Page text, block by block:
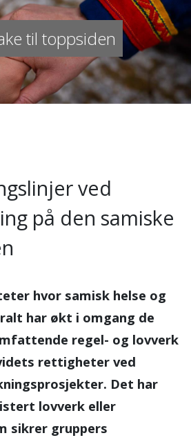
til toppsiden
ved
på den samiske
hvor samisk helse og
har økt i omgang de
regel- og lovverk
rettigheter ved
Det har
lovverk eller
sikrer gruppers